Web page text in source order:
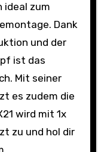
ideal zum
Dank
und der
ist das
Mit seiner
es zudem die
wird mit 1x
zu und hol dir